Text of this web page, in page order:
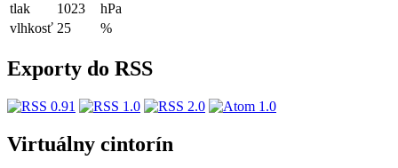
tlak
1023
hPa
vlhkosť 25 %
Exporty do RSS
Virtuálny cintorín